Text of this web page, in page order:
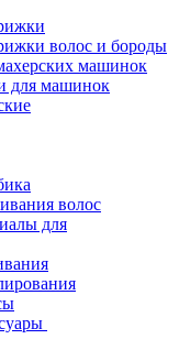
волос и бороды
машинок
для машинок
волос
для